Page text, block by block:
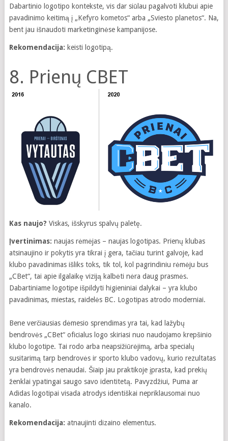
Dabartinio logotipo kontekste, vis dar siūlau pagalvoti klubui apie
pavadinimo keitimą į „Kefyro kometos“ arba „Sviesto planetos“. Na,
bent jau išnaudoti marketinginėse kampanijose.
Rekomendacija: keisti logotipą.
8. Prienų CBET
Kas naujo? Viskas, išskyrus spalvų paletę.
Įvertinimas: naujas rėmėjas – naujas logotipas. Prienų klubas
atsinaujino ir pokytis yra tikrai į gera, tačiau turint galvoje, kad
klubo pavadinimas išliks toks, tik tol, kol pagrindiniu rėmėju bus
„CBet“, tai apie ilgalaikę viziją kalbėti nėra daug prasmės.
Dabartiniame logotipe išpildyti higieniniai dalykai – yra klubo
pavadinimas, miestas, raidelės BC. Logotipas atrodo moderniai.
Bene verčiausias dėmesio sprendimas yra tai, kad lažybų
bendrovės „CBet“ oficialus logo skiriasi nuo naudojamo krepšinio
klubo logotipe. Tai rodo arba neapsižiūrėjimą, arba specialų
susitarimą tarp bendrovės ir sporto klubo vadovų, kurio rezultatas
yra bendrovės nenaudai. Šiaip jau praktikoje įprasta, kad prekių
ženklai ypatingai saugo savo identitetą. Pavyzdžiui, Puma ar
Adidas logotipai visada atrodys identiškai nepriklausomai nuo
kanalo.
Rekomendacija: atnaujinti dizaino elementus.